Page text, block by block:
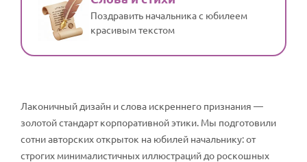
Поздравить начальника с юбилеем
красивым текстом
Лаконичный дизайн и слова искреннего признания —
золотой стандарт корпоративной этики. Мы подготовили
сотни авторских открыток на юбилей начальнику: от
строгих минималистичных иллюстраций до роскошных